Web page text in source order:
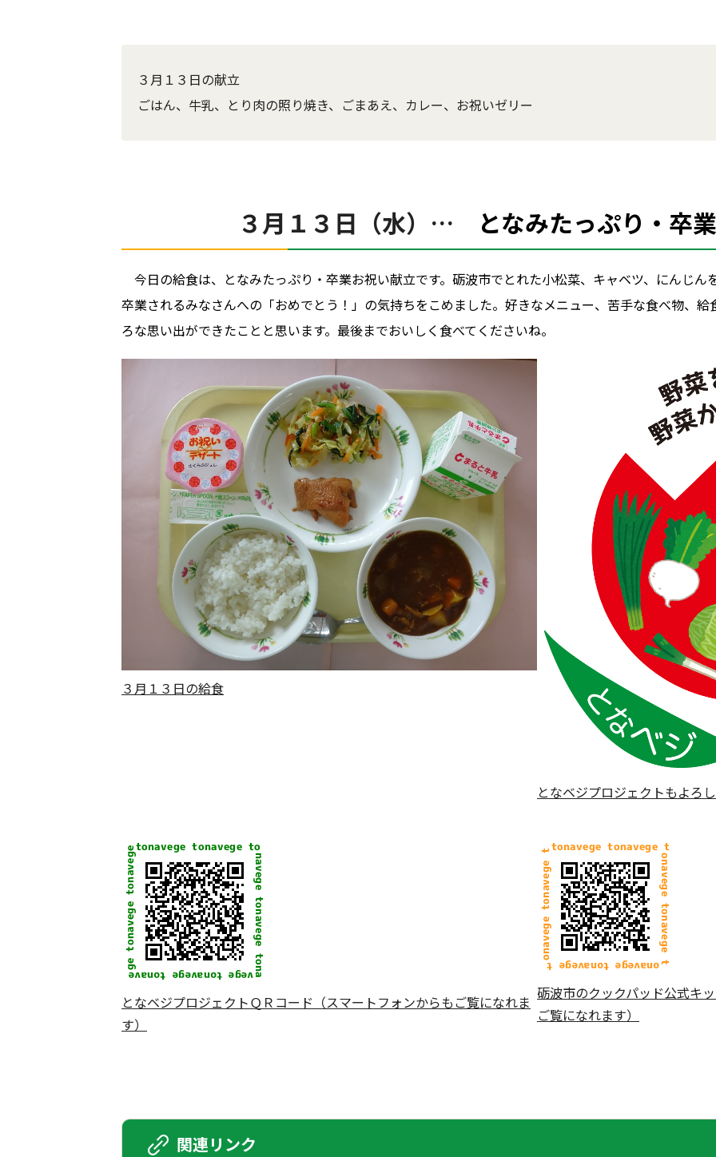
３月１３日の献立
ごはん、牛乳、とり肉の照り焼き、ごまあえ、カレー、お祝いゼリー
３月１３日（水）… となみたっぷり・卒
今日の給食は、となみたっぷり・卒業お祝い献立です。砺波市でとれた小松菜、キャベツ、にんじ
卒業されるみなさんへの「おめでとう！」の気持ちをこめました。好きなメニュー、苦手な食べ物、
ろな思い出ができたことと思います。最後までおいしく食べてくださいね。
３月１３日の給食
となベジプロジェクトもよろ
となベジプロジェクトＱＲコード（スマートフォンからもご覧になれま
す）
砺波市のクックパッド公式キ
ご覧になれます）
関連リンク